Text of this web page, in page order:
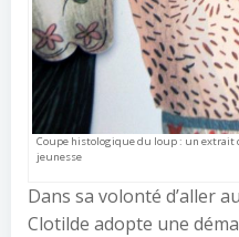
Coupe histologique du loup : un extrait
jeunesse
Dans sa volonté d’aller
Clotilde adopte une